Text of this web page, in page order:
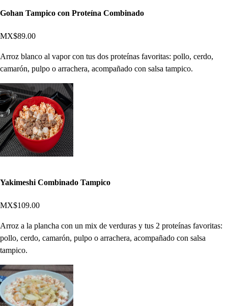
Gohan Tampico con Proteína Combinado
MX$89.00
Arroz blanco al vapor con tus dos proteínas favoritas: pollo, cerdo,
camarón, pulpo o arrachera, acompañado con salsa tampico.
Yakimeshi Combinado Tampico
MX$109.00
Arroz a la plancha con un mix de verduras y tus 2 proteínas favoritas:
pollo, cerdo, camarón, pulpo o arrachera, acompañado con salsa
tampico.